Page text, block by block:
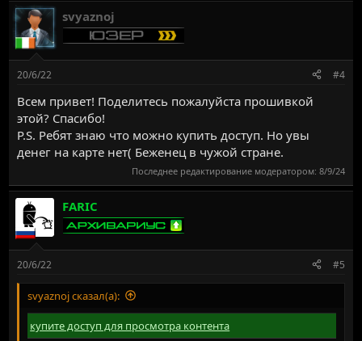
svyaznoj
20/6/22 #4
Всем привет! Поделитесь пожалуйста прошивкой
этой? Спасибо!
P.S. Ребят знаю что можно купить доступ. Но увы
денег на карте нет( Беженец в чужой стране.
Последнее редактирование модератором: 8/9/24
FARIC
20/6/22 #5
svyaznoj сказал(а):
купите доступ для просмотра контента